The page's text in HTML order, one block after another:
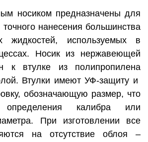
носиком предназначены для
нанесения большинства
жидкостей, используемых в
Носик из нержавеющей
к втулке из полипропилена
Втулки имеют УФ-защиту и
обозначающую размер, что
калибра или
При изготовлении все
на отсутствие облоя –